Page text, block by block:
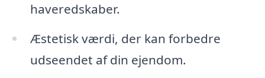
haveredskaber.
Æstetisk værdi, der kan forbedre
udseendet af din ejendom.